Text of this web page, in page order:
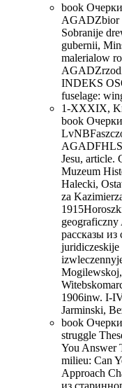
book
AGADZbior
Sobranije
gubernii,
malerialow
INDEKS
fuselage:
1-XXXIX,
book
Jesu, article.
Muzeum
Halecki,
za
рассказы
juridiczeskije
1906inw. I-
Jarminski,
book
struggle
You Answer
milieu: Can
Approach
из